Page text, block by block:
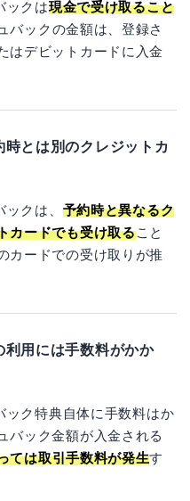
ックは現金で受け取ること
バックの金額は、登録さ
はデビットカードに入金
とは別のクレジットカ
クは、 予約時と異なるク
カードでも受け取ること
カードでの受け取りが推
利用には手数料がかか
ック特典自体に手数料はか
バック金額が入金される
ては取引手数料が発生す